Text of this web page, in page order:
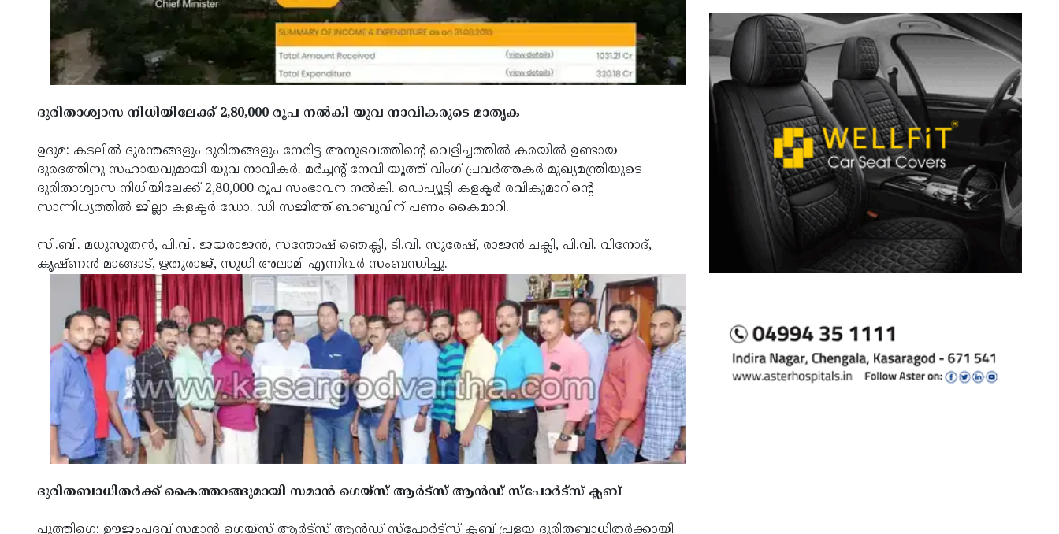
ദുരിതാശ്വാസ നിധിയിലേക്ക് 2,80,000 രൂപ നല്‍കി യുവ നാവികരുടെ മാതൃക
ഉദുമ: കടലില്‍ ദുരന്തങ്ങളും ദുരിതങ്ങളും നേരിട്ട അനുഭവത്തിന്റെ വെളിച്ചത്തില്‍ കരയില്‍ ഉണ്ടായ
ദുരദത്തിനു സഹായവുമായി യുവ നാവികര്‍. മര്‍ച്ചന്റ് നേവി യൂത്ത് വിംഗ് പ്രവര്‍ത്തകര്‍ മുഖ്യമന്ത്രിയുടെ
ദുരിതാശ്വാസ നിധിയിലേക്ക് 2,80,000 രൂപ സംഭാവന നല്‍കി. ഡെപ്യൂട്ടി കളക്ടര്‍ രവികുമാറിന്റെ
സാന്നിധ്യത്തില്‍ ജില്ലാ കളക്ടര്‍ ഡോ. ഡി സജിത്ത് ബാബുവിന് പണം കൈമാറി.
സി.ബി. മധുസൂതന്‍, പി.വി. ജയരാജന്‍, സന്തോഷ് ഞെക്ലി, ടി.വി. സുരേഷ്, രാജന്‍ ചക്ലി, പി.വി. വിനോദ്,
കൃഷ്ണന്‍ മാങ്ങാട്, ഋതുരാജ്, സുധി അലാമി എന്നിവര്‍ സംബന്ധിച്ചു.
ദുരിതബാധിതര്‍ക്ക് കൈത്താങ്ങുമായി സമാന്‍ ഗെയ്‌സ് ആര്‍ട്‌സ് ആന്‍ഡ് സ്‌പോര്‍ട്‌സ് ക്ലബ്
പുത്തിഗെ: ഊജംപദവ് സമാന്‍ ഗെയ്‌സ് ആര്‍ട്‌സ് ആന്‍ഡ് സ്‌പോര്‍ട്‌സ് ക്ലബ് പ്രളയ ദുരിതബാധിതര്‍ക്കായി